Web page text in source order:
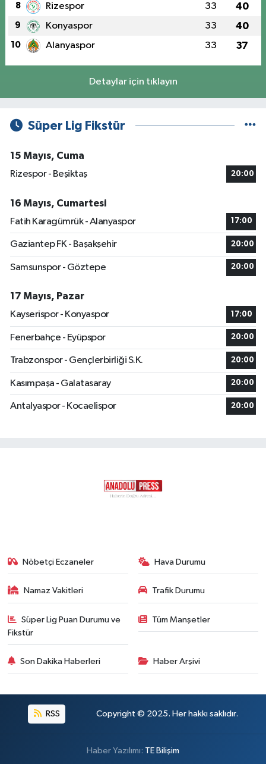
8 Rizespor 33 40
9 Konyaspor 33 40
10 Alanyaspor 33 37
Detaylar için tıklayın
Süper Lig Fikstür
15 Mayıs, Cuma
Rizespor - Beşiktaş
20:00
16 Mayıs, Cumartesi
Fatih Karagümrük - Alanyaspor
17:00
Gaziantep FK - Başakşehir 20:00
Samsunspor - Göztepe 20:00
17 Mayıs, Pazar
Kayserispor - Konyaspor
17:00
Fenerbahçe - Eyüpspor 20:00
Trabzonspor - Gençlerbirliği S.K. 20:00
Kasımpaşa - Galatasaray 20:00
Antalyaspor - Kocaelispor 20:00
Nöbetçi Eczaneler Hava Durumu
Namaz Vakitleri Trafik Durumu
Süper Lig Puan Durumu ve
Fikstür
Tüm Manşetler
Son Dakika Haberleri Haber Arşivi
RSS Copyright © 2025. Her hakkı saklıdır.
Haber Yazılımı: TE Bilişim